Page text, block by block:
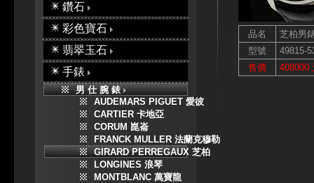
鑽石
彩色寶石
翡翠玉石
手錶
男 仕 腕 錶
AUDEMARS PIGUET 愛彼
CARTIER 卡地亞
CORUM 崑崙
FRANCK MULLER 法蘭克穆勒
GIRARD PERREGAUX 芝柏
LONGINES 浪琴
MONTBLANC 萬寶龍
品名
芝柏男
型號
49815-
售價
408000